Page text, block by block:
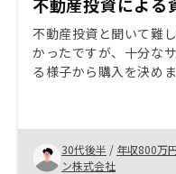
不動産投資と聞いて難
かったですが、十分な
る様子から購入を決め
た。 今後は取引も電
なのでその辺りでも有
す。 30代後半 / 年収800万
ン株式会社